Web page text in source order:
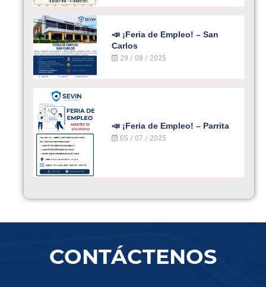
📣 ¡Feria de Empleo! – San
Carlos
29 / 08 / 2025
📣 ¡Feria de Empleo! – Parrita
05 / 07 / 2025
CONTÁCTENOS